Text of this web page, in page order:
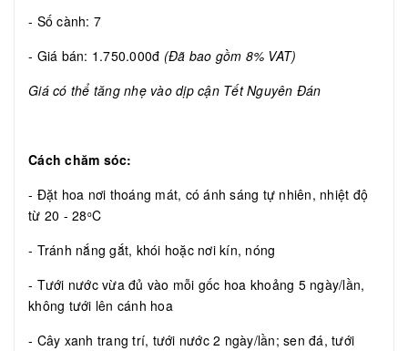
- Số cành: 7
- Giá bán: 1.750.000đ (Đã bao gồm 8% VAT)
Giá có thể tăng nhẹ vào dịp cận Tết Nguyên Đán
Cách chăm sóc:
- Đặt hoa nơi thoáng mát, có ánh sáng tự nhiên, nhiệt độ
từ 20 - 28oC
- Tránh nắng gắt, khói hoặc nơi kín, nóng
- Tưới nước vừa đủ vào mỗi gốc hoa khoảng 5 ngày/lần,
không tưới lên cánh hoa
- Cây xanh trang trí, tưới nước 2 ngày/lần; sen đá, tưới